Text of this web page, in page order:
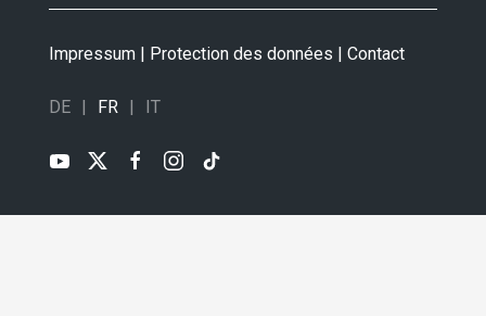
Impressum | Protection des données | Contact
DE FR IT